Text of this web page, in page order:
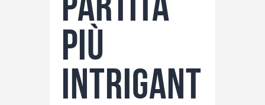
più
intrigant